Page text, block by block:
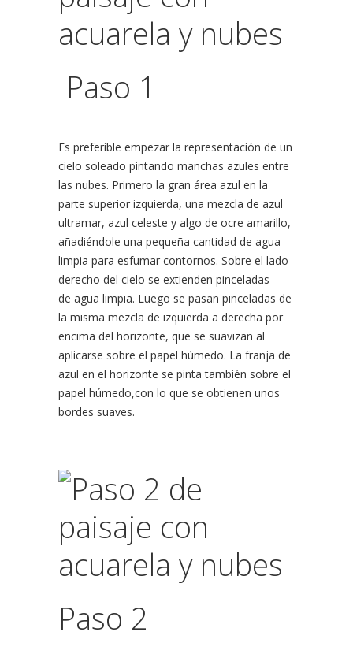
Paso 1
Es preferible empezar la representación de un
cielo soleado pintando manchas azules entre
las nubes. Primero la gran área azul en la
parte superior izquierda, una mezcla de azul
ultramar, azul celeste y algo de ocre amarillo,
añadiéndole una pequeña cantidad de agua
limpia para esfumar contornos. Sobre el lado
derecho del cielo se extienden pinceladas
de agua limpia. Luego se pasan pinceladas de
la misma mezcla de izquierda a derecha por
encima del horizonte, que se suavizan al
aplicarse sobre el papel húmedo. La franja de
azul en el horizonte se pinta también sobre el
papel húmedo,con lo que se obtienen unos
bordes suaves.
Paso 2